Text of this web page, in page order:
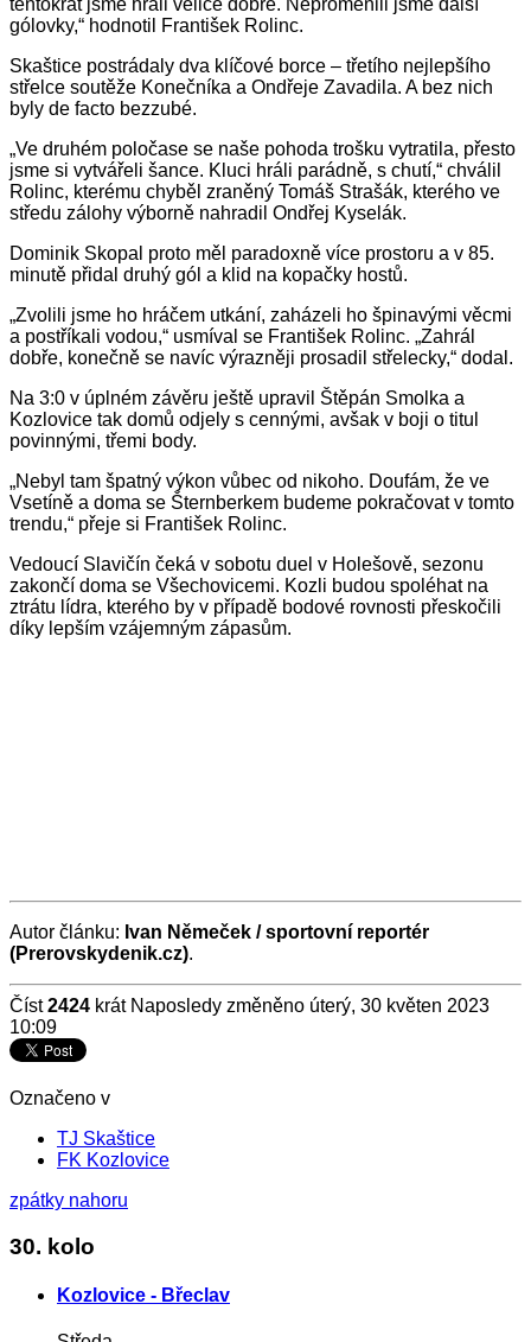
tentokrát jsme hráli velice dobře. Neproměnili jsme další
gólovky,“ hodnotil František Rolinc.
Skaštice postrádaly dva klíčové borce – třetího nejlepšího
střelce soutěže Konečníka a Ondřeje Zavadila. A bez nich
byly de facto bezzubé.
„Ve druhém poločase se naše pohoda trošku vytratila, přesto
jsme si vytvářeli šance. Kluci hráli parádně, s chutí,“ chválil
Rolinc, kterému chyběl zraněný Tomáš Strašák, kterého ve
středu zálohy výborně nahradil Ondřej Kyselák.
Dominik Skopal proto měl paradoxně více prostoru a v 85.
minutě přidal druhý gól a klid na kopačky hostů.
„Zvolili jsme ho hráčem utkání, zaházeli ho špinavými věcmi
a postříkali vodou,“ usmíval se František Rolinc. „Zahrál
dobře, konečně se navíc výrazněji prosadil střelecky,“ dodal.
Na 3:0 v úplném závěru ještě upravil Štěpán Smolka a
Kozlovice tak domů odjely s cennými, avšak v boji o titul
povinnými, třemi body.
„Nebyl tam špatný výkon vůbec od nikoho. Doufám, že ve
Vsetíně a doma se Šternberkem budeme pokračovat v tomto
trendu,“ přeje si František Rolinc.
Vedoucí Slavičín čeká v sobotu duel v Holešově, sezonu
zakončí doma se Všechovicemi. Kozli budou spoléhat na
ztrátu lídra, kterého by v případě bodové rovnosti přeskočili
díky lepším vzájemným zápasům.
Autor článku: Ivan Němeček / sportovní reportér
(Prerovskydenik.cz).
Číst2424 krát Naposledy změněno úterý, 30 květen 2023
10:09
Označeno v
TJ Skaštice
FK Kozlovice
zpátky nahoru
30. kolo
Kozlovice - Břeclav